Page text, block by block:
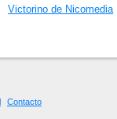
Victorino de Nicomedia
Contacto